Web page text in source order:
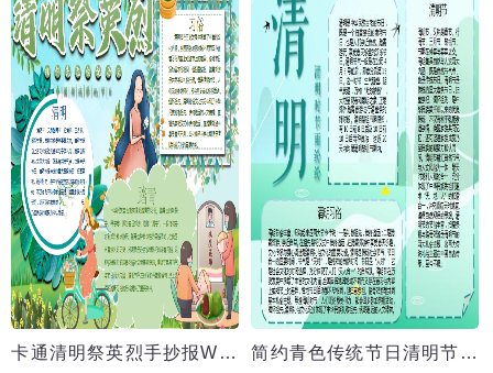
卡通清明祭英烈手抄报Word模板 简约青色传统节日清明节手抄报Word模板